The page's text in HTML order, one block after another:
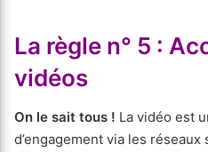
La règle n° 5 :
vidéos
On le sait tous ! La vidéo est
d’engagement via les